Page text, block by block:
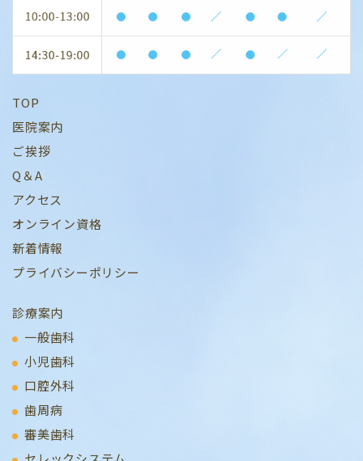
TOP
医院案内
ご挨拶
Q＆A
アクセス
オンライン資格
新着情報
プライバシーポリシー
診療案内
一般歯科
小児歯科
口腔外科
歯周病
審美歯科